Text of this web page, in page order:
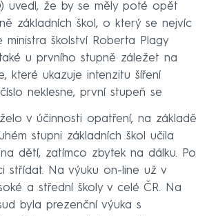
uvedl, že by se měly poté opět
základních škol, o který se nejvíc
ministra školství Roberta Plagy
u prvního stupně záležet na
které ukazuje intenzitu šíření
neklesne, první stupeň se
v účinnosti opatření, na základě
stupni základních škol učila
dětí, zatímco zbytek na dálku. Po
střídat. Na výuku on-line už v
a střední školy v celé ČR. Na
byla prezenční výuka s